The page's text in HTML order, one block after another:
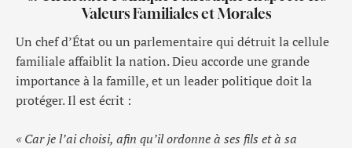
Valeurs Familiales et Morales
Un chef d’État ou un parlementaire qui détruit la cellule
familiale affaiblit la nation. Dieu accorde une grande
importance à la famille, et un leader politique doit la
protéger. Il est écrit :
« Car je l’ai choisi, afin qu’il ordonne à ses fils et à sa